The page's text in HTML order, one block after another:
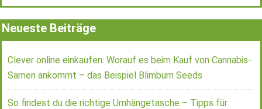
Neueste Beiträge
Clever online einkaufen: Worauf es beim Kauf von Cannabis-
Samen ankommt – das Beispiel Blimburn Seeds
So findest du die richtige Umhängetasche – Tipps für